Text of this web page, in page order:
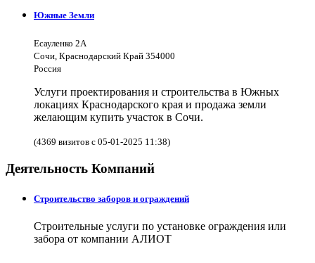
Южные Земли
Есауленко 2А
Сочи, Краснодарский Край 354000
Россия
Услуги проектирования и строительства в Южных
локациях Краснодарского края и продажа земли
желающим купить участок в Сочи.
(4369 визитов с 05-01-2025 11:38)
Деятельность Компаний
Строительство заборов и ограждений
Строительные услуги по установке ограждения или
забора от компании АЛИОТ